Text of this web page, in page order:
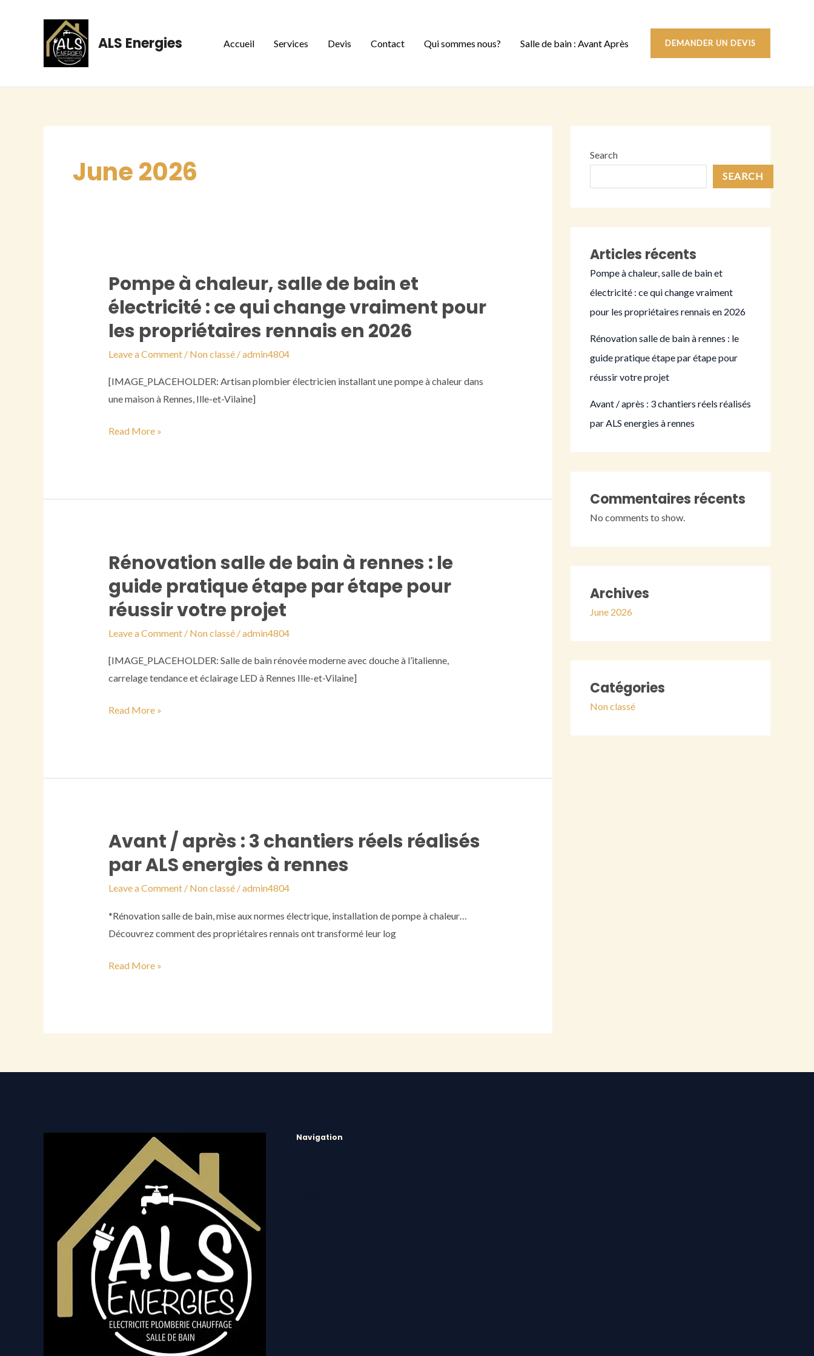
ALS Energies Accueil Services Devis Contact Qui sommes nous? Salle de bain : Avant Après DEMANDER UN DEVIS
June 2026
Pompe à chaleur, salle de bain et
électricité : ce qui change vraiment pour
les propriétaires rennais en 2026
Leave a Comment / Non classé/admin4804
[IMAGE_PLACEHOLDER: Artisan plombier électricien installant une pompe à chaleur dans
une maison à Rennes, Ille-et-Vilaine]
Pompe
à
chaleur,
salle
de
et
électricité
ce
rennais
2026
Read More »
Rénovation salle de bain à rennes : le
guide pratique étape par étape pour
réussir votre projet
Leave a Comment / Non classé/admin4804
[IMAGE_PLACEHOLDER: Salle de bain rénovée moderne avec douche à l’italienne,
carrelage tendance et éclairage LED à Rennes Ille-et-Vilaine]
Rénovation
de
bain
à
:
le
pratique
projet
Read More »
Avant / après : 3 chantiers réels réalisés
par ALS energies à rennes
Leave a Comment / Non classé/admin4804
*Rénovation salle de bain, mise aux normes électrique, installation de pompe à chaleur…
Découvrez comment des propriétaires rennais ont transformé leur log
Avant
après
:
réalisés
à
Read More »
Search
SEARCH
Articles récents
Pompe à chaleur, salle de bain et
électricité : ce qui change vraiment
pour les propriétaires rennais en 2026
Rénovation salle de bain à rennes : le
guide pratique étape par étape pour
réussir votre projet
Avant / après : 3 chantiers réels réalisés
par ALS energies à rennes
Commentaires récents
No comments to show.
Archives
June 2026
Catégories
Non classé
Navigation